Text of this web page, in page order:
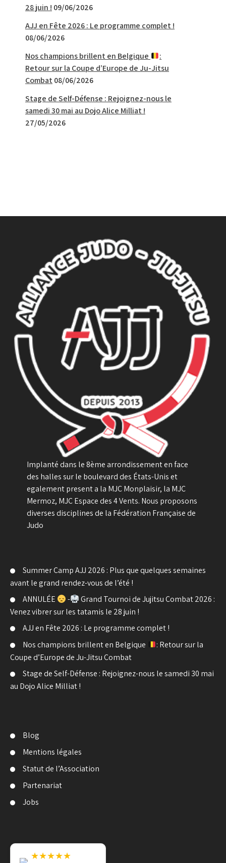
28 juin ! 09/06/2026
AJJ en Fête 2026 : Le programme complet !
08/06/2026
Nos champions brillent en Belgique
:
Retour sur la Coupe d’Europe de Ju-Jitsu
Combat 08/06/2026
Stage de Self-Défense : Rejoignez-nous le
samedi 30 mai au Dojo Alice Milliat !
27/05/2026
Implanté dans le 8ème arrondissement en face
des halles sur le boulevard des États-Unis et
egalement present a la MJC Monplaisir, la MJC
Mermoz, MJC Espace des 4 Vents. Nous proposons
diverses disciplines de la Fédération Française de
Judo
Summer Camp AJJ 2026 : Plus que quelques semaines
avant le grand rendez-vous de l’été !
ANNULÉE
-
Grand Tournoi de Jujitsu Combat 2026 :
Venez vibrer sur les tatamis le 28 juin !
AJJ en Fête 2026 : Le programme complet !
Nos champions brillent en Belgique
: Retour sur la
Coupe d’Europe de Ju-Jitsu Combat
Stage de Self-Défense : Rejoignez-nous le samedi 30 mai
au Dojo Alice Milliat !
Blog
Mentions légales
Statut de l’Association
Partenariat
Jobs
★★★★★